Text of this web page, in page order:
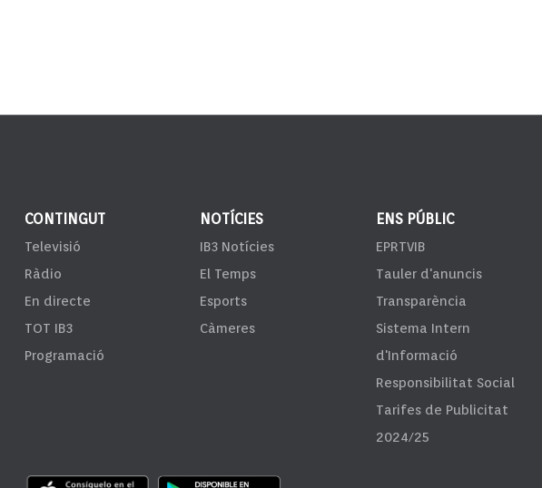
CONTINGUT
Televisió
Ràdio
En directe
TOT IB3
Programació
NOTÍCIES
IB3 Notícies
El Temps
Esports
Càmeres
ENS PÚBLIC
EPRTVIB
Tauler d'anuncis
Transparència
Sistema Intern
d'Informació
Responsibilitat Social
Tarifes de Publicitat
2024/25